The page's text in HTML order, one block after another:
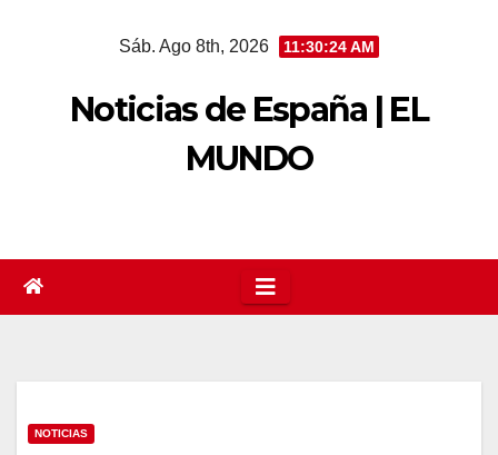
Sáb. Ago 8th, 2026 11:30:25 AM
Noticias de España | EL
MUNDO
NOTICIAS